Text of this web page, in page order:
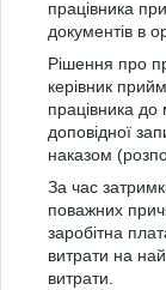
працівника
документів в
Рішення про
керівник
працівника до
доповідної
наказом
За час
поважних
заробітна
витрати на
витрати.